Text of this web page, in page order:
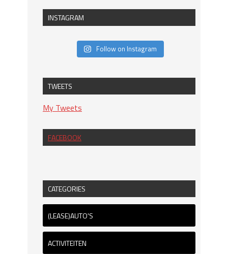
INSTAGRAM
Follow on Instagram
TWEETS
My Tweets
FACEBOOK
CATEGORIES
(LEASE)AUTO'S
ACTIVITEITEN